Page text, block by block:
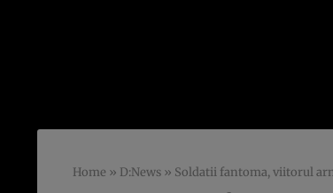
Home » D:News » Soldatii fantoma, viitorul